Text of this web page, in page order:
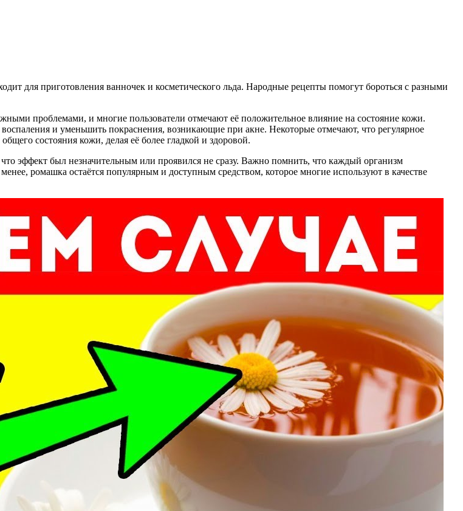
для приготовления ванночек и косметического льда. Народные рецепты помогут бороться с разными
проблемами, и многие пользователи отмечают её положительное влияние на состояние кожи.
и уменьшить покраснения, возникающие при акне. Некоторые отмечают, что регулярное
состояния кожи, делая её более гладкой и здоровой.
эффект был незначительным или проявился не сразу. Важно помнить, что каждый организм
ромашка остаётся популярным и доступным средством, которое многие используют в качестве